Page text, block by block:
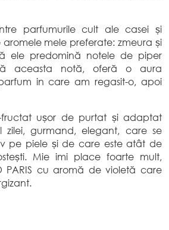
parfumurile cult ale casei și
mele preferate: zmeura și
ele predomină notele de piper
aceasta notă, oferă o aura
in care am regasit-o, apoi
ușor de purtat și adaptat
zilei, gurmand, elegant, care se
pe piele și de care este atât de
Mie imi place foarte mult,
PARIS cu aromă de violetă care